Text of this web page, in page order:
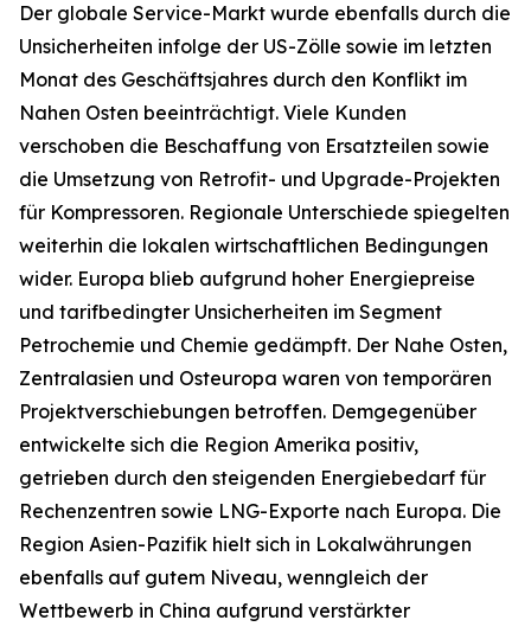
Der globale Service-Markt wurde ebenfalls durch die
Unsicherheiten infolge der US-Zölle sowie im letzten
Monat des Geschäftsjahres durch den Konflikt im
Nahen Osten beeinträchtigt. Viele Kunden
verschoben die Beschaffung von Ersatzteilen sowie
die Umsetzung von Retrofit- und Upgrade-Projekten
für Kompressoren. Regionale Unterschiede spiegelten
weiterhin die lokalen wirtschaftlichen Bedingungen
wider. Europa blieb aufgrund hoher Energiepreise
und tarifbedingter Unsicherheiten im Segment
Petrochemie und Chemie gedämpft. Der Nahe Osten,
Zentralasien und Osteuropa waren von temporären
Projektverschiebungen betroffen. Demgegenüber
entwickelte sich die Region Amerika positiv,
getrieben durch den steigenden Energiebedarf für
Rechenzentren sowie LNG-Exporte nach Europa. Die
Region Asien-Pazifik hielt sich in Lokalwährungen
ebenfalls auf gutem Niveau, wenngleich der
Wettbewerb in China aufgrund verstärkter